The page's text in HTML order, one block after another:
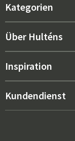
Kategorien
Neu bei uns
Innenausstattung
Über Hulténs
Über Hulténs
Verkaufsabteilung
Inspiration
Bestseller
Gartenmöbel-
Kundendienst